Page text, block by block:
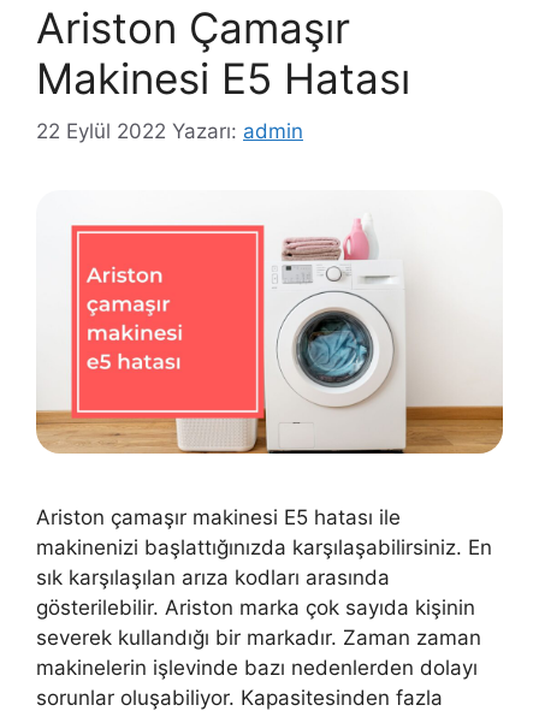
Ariston Çamaşır
Makinesi E5 Hatası
22 Eylül 2022 Yazarı: admin
Ariston çamaşır makinesi E5 hatası ile
makinenizi başlattığınızda karşılaşabilirsiniz. En
sık karşılaşılan arıza kodları arasında
gösterilebilir. Ariston marka çok sayıda kişinin
severek kullandığı bir markadır. Zaman zaman
makinelerin işlevinde bazı nedenlerden dolayı
sorunlar oluşabiliyor. Kapasitesinden fazla